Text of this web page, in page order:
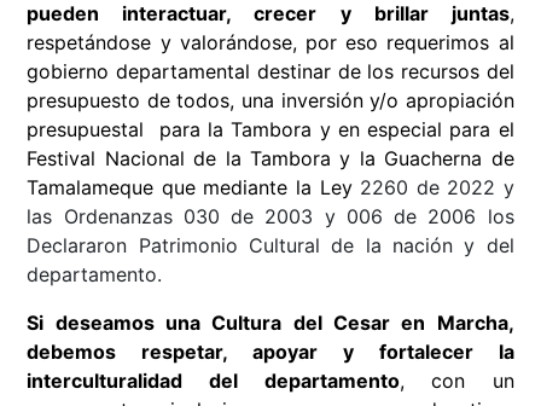
pueden interactuar, crecer y brillar juntas,
respetándose y valorándose, por eso requerimos al
gobierno departamental destinar de los recursos del
presupuesto de todos, una inversión y/o apropiación
presupuestal para la Tambora y en especial para el
Festival Nacional de la Tambora y la Guacherna de
Tamalameque que mediante la Ley 2260 de 2022 y
las Ordenanzas 030 de 2003 y 006 de 2006 los
Declararon Patrimonio Cultural de la nación y del
departamento.
Si deseamos una Cultura del Cesar en Marcha,
debemos respetar, apoyar y fortalecer la
interculturalidad del departamento, con un